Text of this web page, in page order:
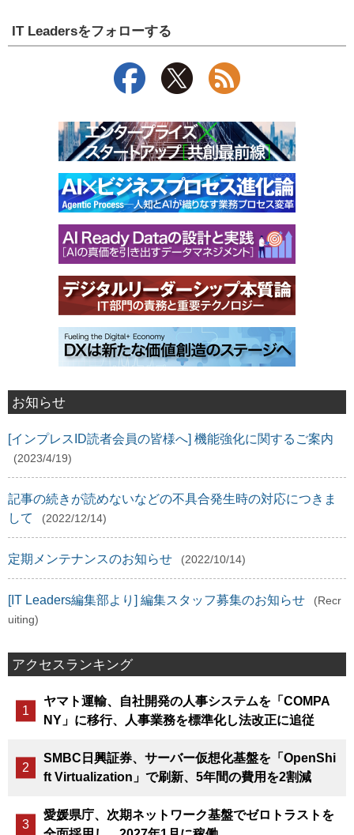
IT Leadersをフォローする
お知らせ
[インプレスID読者会員の皆様へ] 機能強化に関するご案内
(2023/4/19)
記事の続きが読めないなどの不具合発生時の対応につきま
して
(2022/12/14)
定期メンテナンスのお知らせ (2022/10/14)
[IT Leaders編集部より] 編集スタッフ募集のお知らせ
(Recr
uiting)
アクセスランキング
ヤマト運輸、自社開発の人事システムを「COMPA
NY」に移行、人事業務を標準化し法改正に追従
SMBC日興証券、サーバー仮想化基盤を「OpenShi
ft Virtualization」で刷新、5年間の費用を2割減
愛媛県庁、次期ネットワーク基盤でゼロトラストを